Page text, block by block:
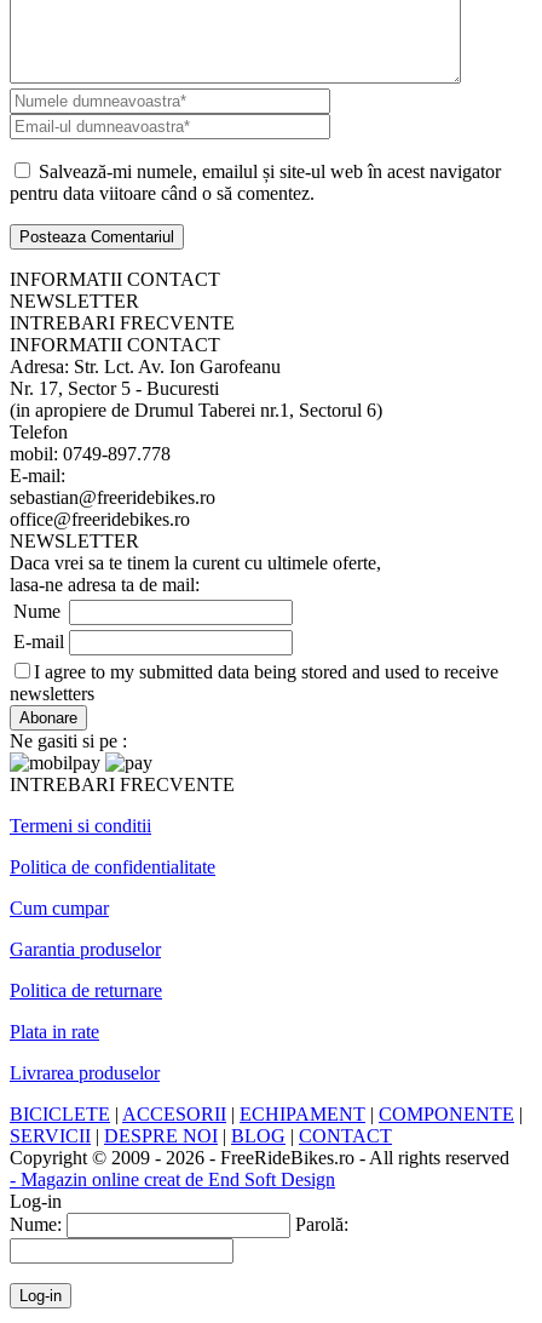
Salvează-mi numele, emailul și site-ul web în acest navigator
pentru data viitoare când o să comentez.
INFORMATII CONTACT
NEWSLETTER
INTREBARI FRECVENTE
INFORMATII CONTACT
Adresa: Str. Lct. Av. Ion Garofeanu
Nr. 17, Sector 5 - Bucuresti
(in apropiere de Drumul Taberei nr.1, Sectorul 6)
Telefon
mobil: 0749-897.778
E-mail:
sebastian@freeridebikes.ro
office@freeridebikes.ro
NEWSLETTER
Daca vrei sa te tinem la curent cu ultimele oferte,
lasa-ne adresa ta de mail:
Nume
E-mail
I agree to my submitted data being stored and used to receive
newsletters
Ne gasiti si pe :
INTREBARI FRECVENTE
Termeni si conditii
Politica de confidentialitate
Cum cumpar
Garantia produselor
Politica de returnare
Plata in rate
Livrarea produselor
BICICLETE | ACCESORII | ECHIPAMENT | COMPONENTE |
SERVICII | DESPRE NOI | BLOG | CONTACT
Copyright © 2009 - 2026 - FreeRideBikes.ro - All rights reserved
- Magazin online creat de End Soft Design
Log-in
Nume:
Parolă: